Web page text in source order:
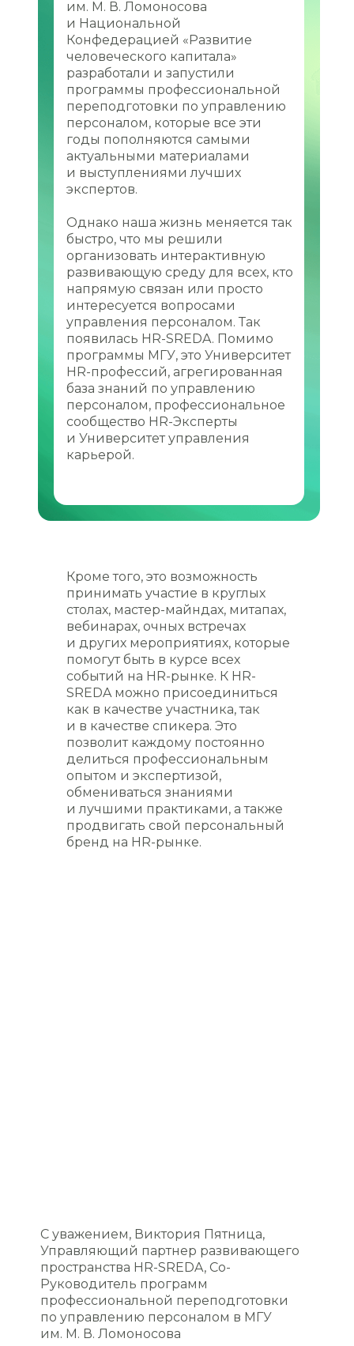
С уважением, Виктория Пятница,
Управляющий партнер развивающего
пространства HR-SREDA, Со-
Руководитель программ
профессиональной переподготовки
по управлению персоналом в МГУ
им. М. В. Ломоносова
Кроме того, это возможность
принимать участие в круглых
столах, мастер-майндах, митапах,
вебинарах, очных встречах
и других мероприятиях, которые
помогут быть в курсе всех
событий на HR-рынке. К HR-
SREDA можно присоединиться
как в качестве участника, так
и в качестве спикера. Это
позволит каждому постоянно
делиться профессиональным
опытом и экспертизой,
обмениваться знаниями
и лучшими практиками, а также
продвигать свой персональный
бренд на HR-рынке.
им. М. В. Ломоносова
и Национальной
Конфедерацией «Развитие
человеческого капитала»
разработали и запустили
программы профессиональной
переподготовки по управлению
персоналом, которые все эти
годы пополняются самыми
актуальными материалами
и выступлениями лучших
экспертов.
Однако наша жизнь меняется так
быстро, что мы решили
организовать интерактивную
развивающую среду для всех, кто
напрямую связан или просто
интересуется вопросами
управления персоналом. Так
появилась HR-SREDA. Помимо
программы МГУ, это Университет
HR-профессий, агрегированная
база знаний по управлению
персоналом, профессиональное
сообщество HR-Эксперты
и Университет управления
карьерой.